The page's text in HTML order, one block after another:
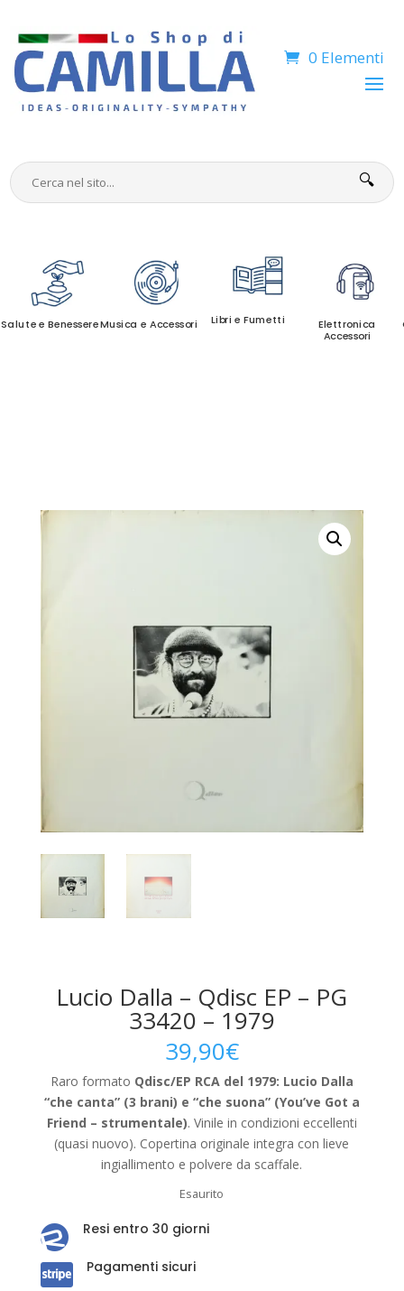
0 Elementi
🔍
Salute e BenessereMusica e Accessori Libri e Fumetti
Elettronica
Accessori
Lucio Dalla – Qdisc EP – PG
33420 – 1979
39,90€
Raro formato Qdisc/EP RCA del 1979: Lucio Dalla
“che canta” (3 brani) e “che suona” (You’ve Got a
Friend – strumentale). Vinile in condizioni eccellenti
(quasi nuovo). Copertina originale integra con lieve
ingiallimento e polvere da scaffale.
Esaurito
 Resi entro 30 giorni
 Pagamenti sicuri